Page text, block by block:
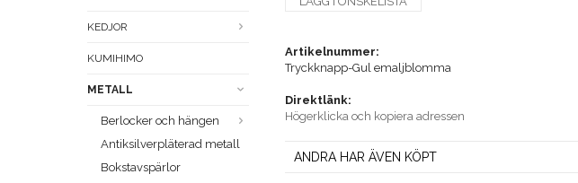
KEDJOR
KUMIHIMO
METALL
Berlocker och hängen
Antiksilverpläterad metall
Bokstavspärlor
Artikelnummer:
Tryckknapp-Gul emaljblomma
Direktlänk:
Högerklicka och kopiera adressen
ANDRA HAR ÄVEN KÖPT